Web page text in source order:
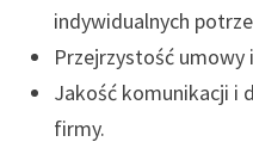
indywidualnych
Przejrzystość
Jakość komunikacji i
firmy.